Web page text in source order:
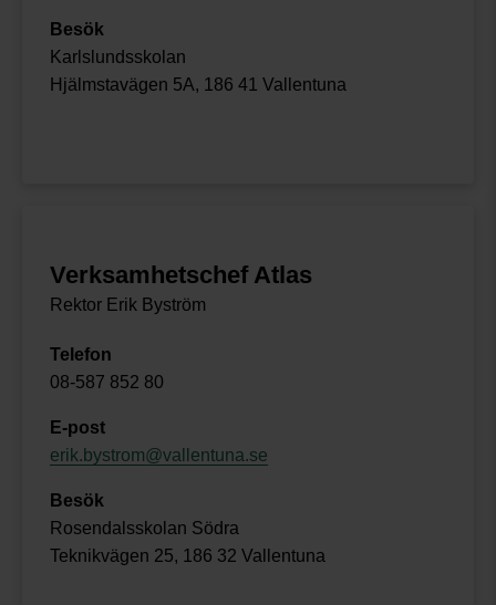
Besök
Karlslundsskolan
Hjälmstavägen 5A, 186 41 Vallentuna
Verksamhetschef Atlas
Rektor Erik Byström
Telefon
08-587 852 80
E-post
erik.bystrom@vallentuna.se
Besök
Rosendalsskolan Södra
Teknikvägen 25, 186 32 Vallentuna